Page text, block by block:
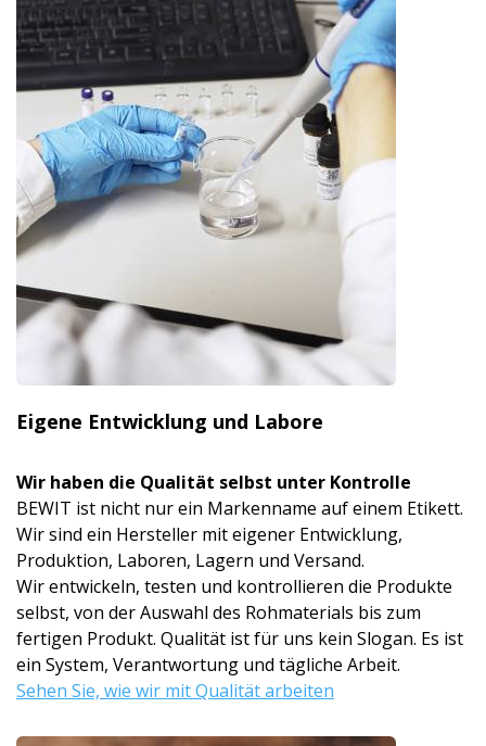
Eigene Entwicklung und Labore
Wir haben die Qualität selbst unter Kontrolle
BEWIT ist nicht nur ein Markenname auf einem Etikett.
Wir sind ein Hersteller mit eigener Entwicklung,
Produktion, Laboren, Lagern und Versand.
Wir entwickeln, testen und kontrollieren die Produkte
selbst, von der Auswahl des Rohmaterials bis zum
fertigen Produkt. Qualität ist für uns kein Slogan. Es ist
ein System, Verantwortung und tägliche Arbeit.
Sehen Sie, wie wir mit Qualität arbeiten